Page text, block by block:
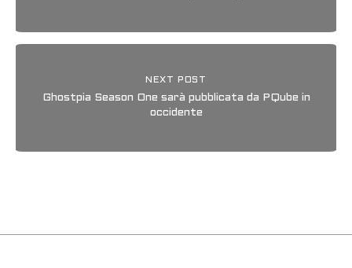
NEXT POST
Ghostpia Season One sarà pubblicata da PQube in
occidente